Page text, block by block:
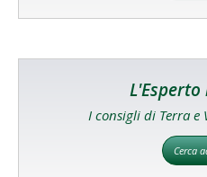
I consigli di Terra
Cerca